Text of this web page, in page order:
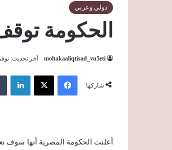
دولي وعربي
الحكومة
moltakaaliqtisad_vu5eti آخر تحديث: نوفمبر 30,
شاركها
فيسبوك ‫X لينكدإن
أعلنت الحكومة المصرية أنها سوف